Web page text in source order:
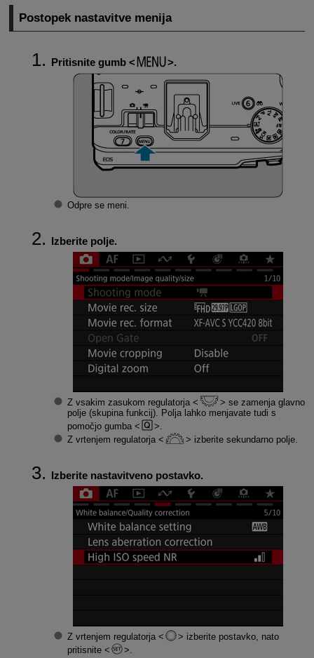
Postopek nastavitve menija
Pritisnite gumb .
Odpre se meni.
Izberite polje.
Z vsakim zasukom regulatorja
se zamenja glavno
polje (skupina funkcij). Polja lahko menjavate tudi s
pomočjo gumba
.
Z vrtenjem regulatorja
izberite sekundarno polje.
Izberite nastavitveno postavko.
Z vrtenjem regulatorja
izberite postavko, nato
pritisnite
.